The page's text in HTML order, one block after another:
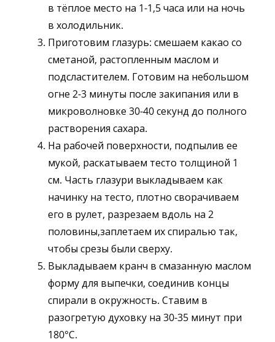
в тёплое место на 1-1,5 часа или на ночь
в холодильник.
Приготовим глазурь: смешаем какао со
сметаной, растопленным маслом и
подсластителем. Готовим на небольшом
огне 2-3 минуты после закипания или в
микроволновке 30-40 секунд до полного
растворения сахара.
На рабочей поверхности, подпылив ее
мукой, раскатываем тесто толщиной 1
см. Часть глазури выкладываем как
начинку на тесто, плотно сворачиваем
его в рулет, разрезаем вдоль на 2
половины,заплетаем их спиралью так,
чтобы срезы были сверху.
Выкладываем кранч в смазанную маслом
форму для выпечки, соединив концы
спирали в окружность. Ставим в
разогретую духовку на 30-35 минут при
180°С.